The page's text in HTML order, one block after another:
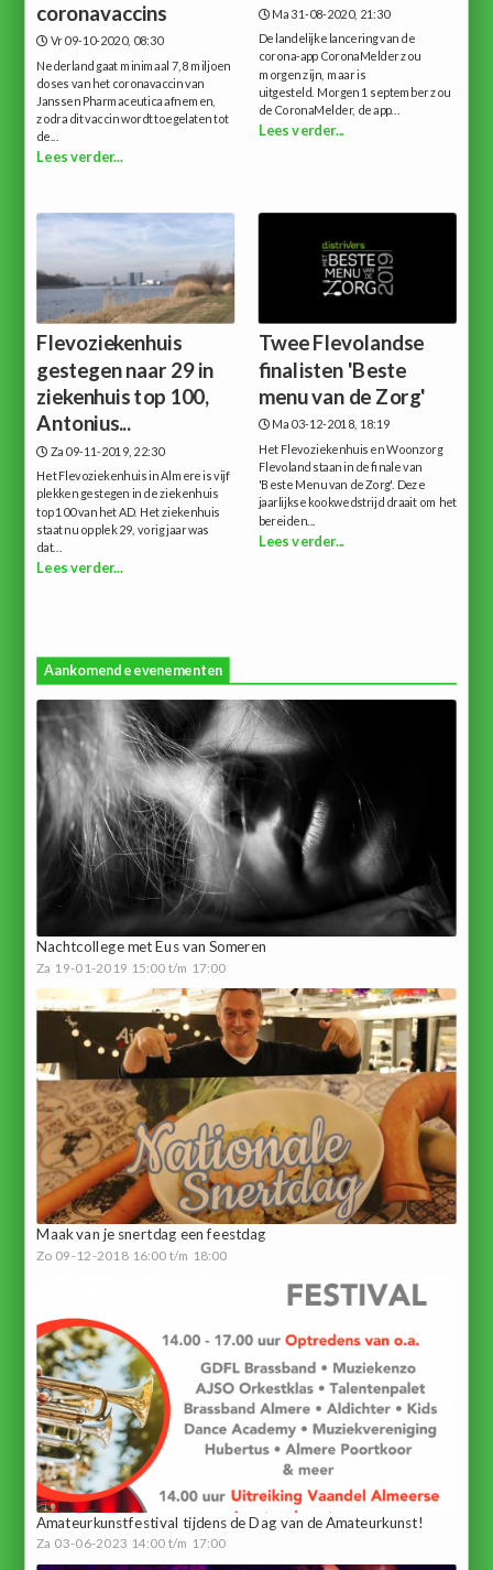
coronavaccins
Vr 09-10-2020, 08:30
Nederland gaat minimaal 7,8 miljoen
doses van het coronavaccin van
Janssen Pharmaceutica afnemen,
zodra dit vaccin wordt toegelaten tot
de...
Lees verder...
Ma 31-08-2020, 21:30
De landelijke lancering van de
corona-app CoronaMelder zou
morgen zijn, maar is
uitgesteld. Morgen 1 september zou
de CoronaMelder, de app...
Lees verder...
Flevoziekenhuis
gestegen naar 29 in
ziekenhuis top 100,
Antonius...
Za 09-11-2019, 22:30
Het Flevoziekenhuis in Almere is vijf
plekken gestegen in de ziekenhuis
top 100 van het AD. Het ziekenhuis
staat nu op plek 29, vorig jaar was
dat...
Lees verder...
Twee Flevolandse
finalisten 'Beste
menu van de Zorg'
Ma 03-12-2018, 18:19
Het Flevoziekenhuis en Woonzorg
Flevoland staan in de finale van
'Beste Menu van de Zorg'. Deze
jaarlijkse kookwedstrijd draait om het
bereiden...
Lees verder...
Aankomende evenementen
Nachtcollege met Eus van Someren
Za 19-01-2019 15:00 t/m 17:00
Maak van je snertdag een feestdag
Zo 09-12-2018 16:00 t/m 18:00
Amateurkunstfestival tijdens de Dag van de Amateurkunst!
Za 03-06-2023 14:00 t/m 17:00